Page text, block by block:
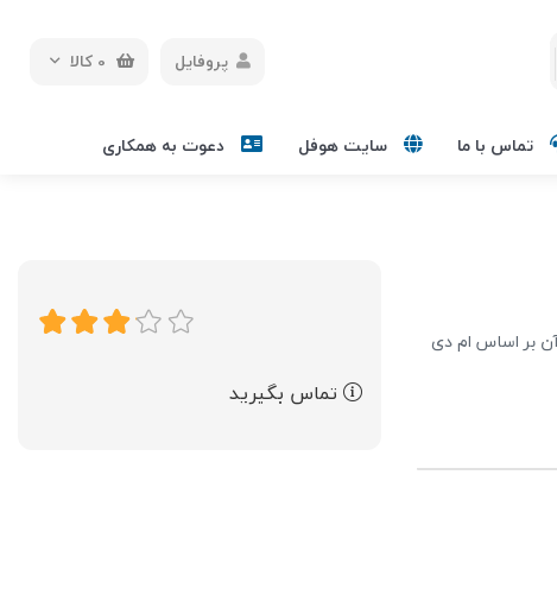
0 کالا پروفایل
تماس با ما سایت هوفل دعوت به همکاری
بر اساس ام دی
تماس بگیرید